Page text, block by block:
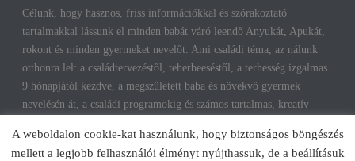
Célunk, hogy hasznos, friss információkkal és szórakoztató
tartalmakkal lássunk el minden babát váró leendő Anyukát, Apukát,
rokont és minden gyermeket nevelőt. Ami családi téma, az nálunk
otthonra lel: a családtervezéstől, teherbeeséstől, a terhesség izgalmas
9 hónapjától kezdve, a megszületett baba és növekvő gyermek
nevelésén át, a családi programokig és számos tartalmas, kreatív
gyermekkorhoz, gyerekeink testi és lelki egészségéhez az út többek
A weboldalon cookie-kat használunk, hogy biztonságos böngészés
mellett a legjobb felhasználói élményt nyújthassuk, de a beállításuk